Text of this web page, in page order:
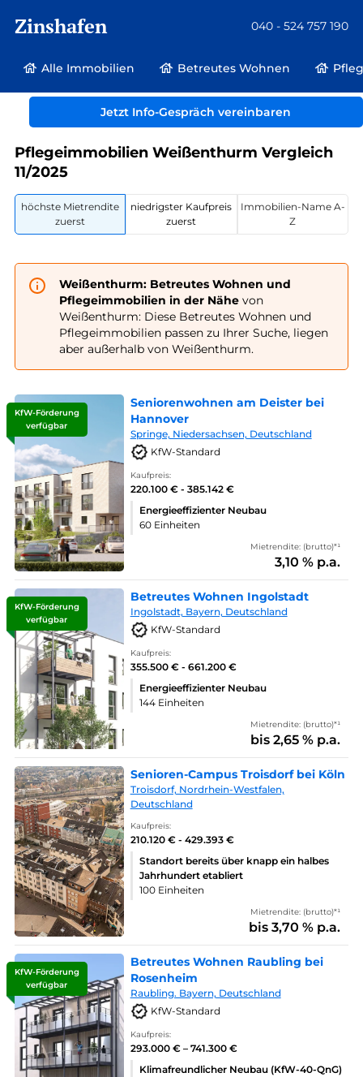
Zinshafen 040 - 524 757 190
Alle Immobilien Betreutes Wohnen
Jetzt Info-Gespräch vereinbaren
Betreutes Wohnen und Pflegeimmobilien Deutschland
Pflegeimmobilien Weißenthurm Vergleich
11/2025
höchste Mietrendite
zuerst
niedrigster Kaufpreis
zuerst
Immobilien-Name A-
Z
Weißenthurm: Betreutes Wohnen und
Pflegeimmobilien in der Nähevon
Weißenthurm: Diese Betreutes Wohnen und
Pflegeimmobilien passen zu Ihrer Suche, liegen
aber außerhalb von Weißenthurm.
KfW-Förderung
verfügbar
Seniorenwohnen am Deister bei
Hannover
Springe, Niedersachsen, Deutschland
KfW-Standard
Kaufpreis:
220.100 € - 385.142 €
Energieeffizienter Neubau
60 Einheiten
Mietrendite: (brutto)*¹
3,10 % p.a.
KfW-Förderung
verfügbar
Betreutes Wohnen Ingolstadt
Ingolstadt, Bayern, Deutschland
KfW-Standard
Kaufpreis:
355.500 € - 661.200 €
Energieeffizienter Neubau
144 Einheiten
Mietrendite: (brutto)*¹
bis 2,65 % p.a.
Senioren-Campus Troisdorf bei Köln
Troisdorf, Nordrhein-Westfalen,
Deutschland
Kaufpreis:
210.120 € - 429.393 €
Standort bereits über knapp ein halbes
Jahrhundert etabliert
100 Einheiten
Mietrendite: (brutto)*¹
bis 3,70 % p.a.
KfW-Förderung
verfügbar
Betreutes Wohnen Raubling bei
Rosenheim
Raubling. Bayern, Deutschland
KfW-Standard
Kaufpreis:
293.000 € – 741.300 €
Klimafreundlicher Neubau (KfW-40-QnG)